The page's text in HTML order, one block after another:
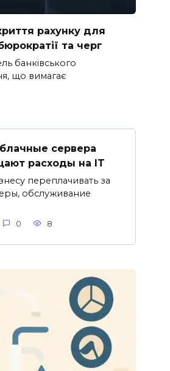
рахунку для
та черг
банківського
що вимагає
сервера
расходы на IT
переплачивать за
обслуживание
0 8